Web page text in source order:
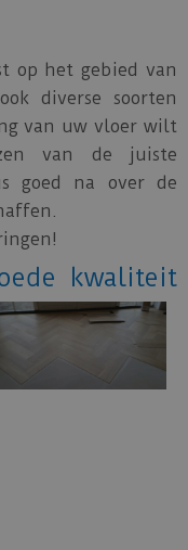
op het gebied van
diverse soorten
van uw vloer wilt
van de juiste
goed na over de
kwaliteit